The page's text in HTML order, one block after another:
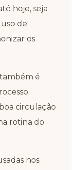
hoje, seja
de
os
é
circulação
rotina do
nos